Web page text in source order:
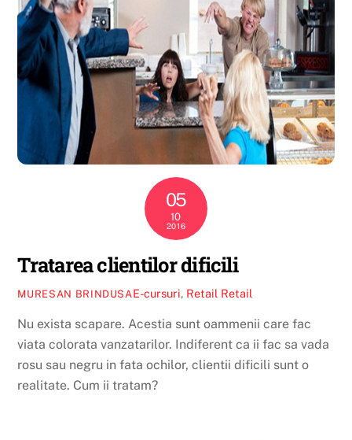
05
10
2016
Tratarea clientilor dificili
MURESAN BRINDUSAE-cursuri, Retail Retail
Nu exista scapare. Acestia sunt oammenii care fac
viata colorata vanzatarilor. Indiferent ca ii fac sa vada
rosu sau negru in fata ochilor, clientii dificili sunt o
realitate. Cum ii tratam?